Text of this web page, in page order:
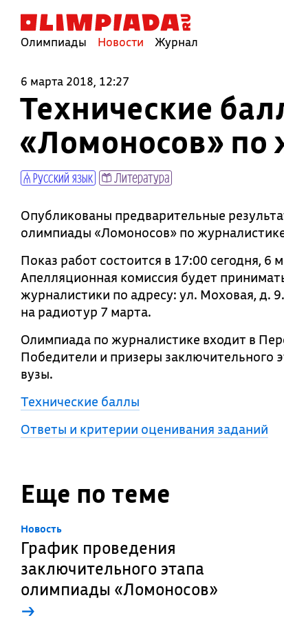
Олимпиады Новости Журнал
6 марта 2018, 12:27
Технические
«Ломоносов» по
Русский язык Литература
Опубликованы предварительные
олимпиады «Ломоносов» по
Показ работ состоится в 17:00 сегодня,
Апелляционная комиссия будет
журналистики по адресу: ул. Моховая, д.
на радиотур 7 марта.
Олимпиада по журналистике входит в
Победители и призеры заключительного
вузы.
Технические баллы
Ответы и критерии оценивания заданий
Еще по теме
Новость
График проведения
заключительного этапа
олимпиады «Ломоносов»
→